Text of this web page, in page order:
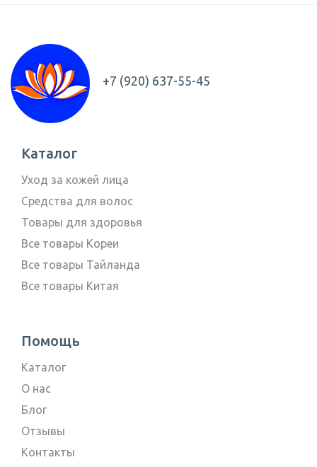
+7 (920) 637-55-45
Каталог
Уход за кожей лица
Средства для волос
Товары для здоровья
Все товары Кореи
Все товары Тайланда
Все товары Китая
Помощь
Каталог
О нас
Блог
Отзывы
Контакты